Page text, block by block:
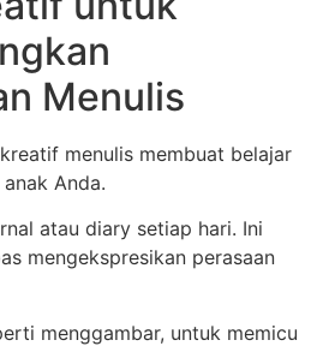
Menulis
menulis membuat belajar
Anda.
atau diary setiap hari. Ini
mengekspresikan perasaan
menggambar, untuk memicu